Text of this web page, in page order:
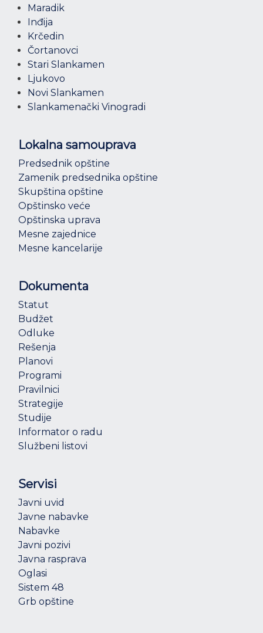
Maradik
Inđija
Krčedin
Čortanovci
Stari Slankamen
Ljukovo
Novi Slankamen
Slankamenački Vinogradi
Lokalna samouprava
Predsednik opštine
Zamenik predsednika opštine
Skupština opštine
Opštinsko veće
Opštinska uprava
Mesne zajednice
Mesne kancelarije
Dokumenta
Statut
Budžet
Odluke
Rešenja
Planovi
Programi
Pravilnici
Strategije
Studije
Informator o radu
Službeni listovi
Servisi
Javni uvid
Javne nabavke
Nabavke
Javni pozivi
Javna rasprava
Oglasi
Sistem 48
Grb opštine